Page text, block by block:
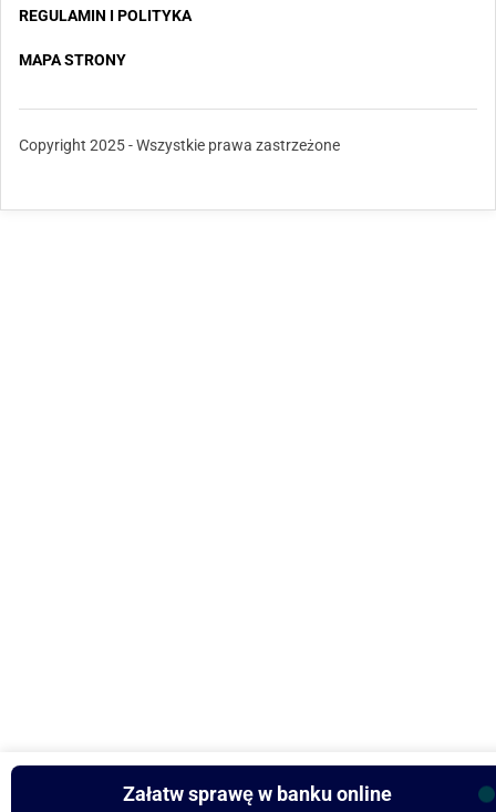
REGULAMIN I POLITYKA
MAPA STRONY
Copyright 2025 - Wszystkie prawa zastrzeżone
Załatw sprawę w banku online